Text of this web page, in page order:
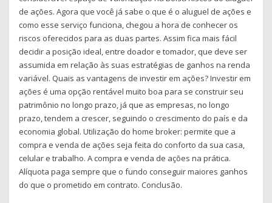
de ações. Agora que você já sabe o que é o aluguel de ações e
como esse serviço funciona, chegou a hora de conhecer os
riscos oferecidos para as duas partes. Assim fica mais fácil
decidir a posição ideal, entre doador e tomador, que deve ser
assumida em relação às suas estratégias de ganhos na renda
variável. Quais as vantagens de investir em ações? Investir em
ações é uma opção rentável muito boa para se construir seu
patrimônio no longo prazo, já que as empresas, no longo
prazo, tendem a crescer, seguindo o crescimento do país e da
economia global. Utilização do home broker: permite que a
compra e venda de ações seja feita do conforto da sua casa,
celular e trabalho. A compra e venda de ações na prática.
Alíquota paga sempre que o fundo conseguir maiores ganhos
do que o prometido em contrato. Conclusão.